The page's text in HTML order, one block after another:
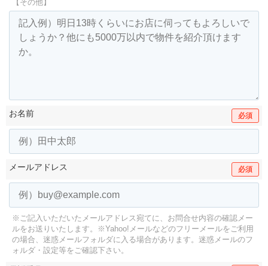
【その他】
お名前 必須
メールアドレス 必須
※ご記入いただいたメールアドレス宛てに、お問合せ内容の確認メー
ルをお送りいたします。
※Yahoo!メールなどのフリーメールをご利用
の場合、迷惑メールフォルダに入る場合があります。 迷惑メールのフ
ォルダ・設定等をご確認下さい。